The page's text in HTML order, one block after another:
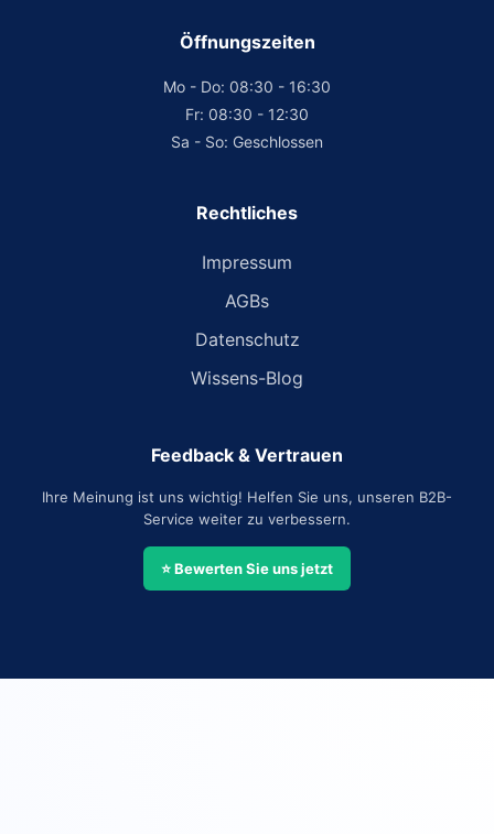
Öffnungszeiten
Mo - Do: 08:30 - 16:30
Fr: 08:30 - 12:30
Sa - So: Geschlossen
Rechtliches
Impressum
AGBs
Datenschutz
Wissens-Blog
Feedback & Vertrauen
Ihre Meinung ist uns wichtig! Helfen Sie uns, unseren B2B-
Service weiter zu verbessern.
⭐ Bewerten Sie uns jetzt